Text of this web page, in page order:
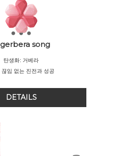
gerbera song
탄생화: 거베라
끊임 없는 진전과 성공
DETAILS